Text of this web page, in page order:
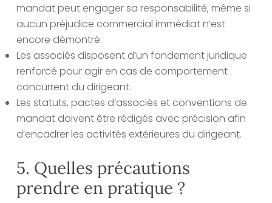
mandat peut engager sa responsabilité, même si
aucun préjudice commercial immédiat n’est
encore démontré.
Les associés disposent d’un fondement juridique
renforcé pour agir en cas de comportement
concurrent du dirigeant.
Les statuts, pactes d’associés et conventions de
mandat doivent être rédigés avec précision afin
d’encadrer les activités extérieures du dirigeant.
5. Quelles précautions
prendre en pratique ?